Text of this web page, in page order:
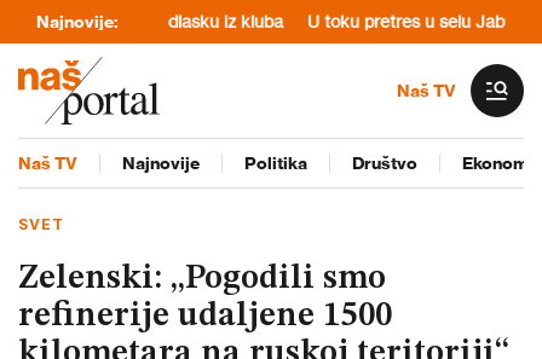
Najnovije:
iznenadnom odlasku iz kluba U toku pretres u selu Jabuka kod
Naš TV
Naš TV Najnovije Politika Društvo
SVET
Zelenski: „Pogodili smo
refinerije udaljene 1500